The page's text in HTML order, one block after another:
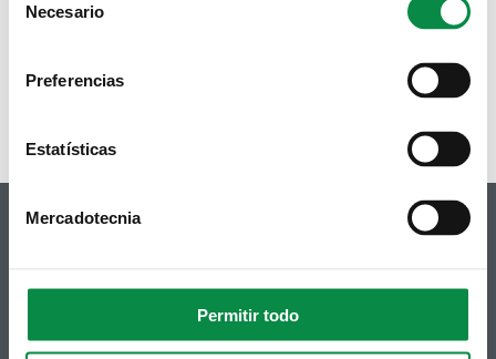
Selection
Necesario
Preferencias
Estatísticas
Mercadotecnia
Permitir todo
Páxinas
Praza do Concello, 2 |15220
Bertamiráns (Ames)